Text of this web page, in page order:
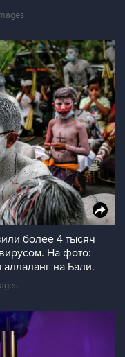
более 4 тысяч
На фото:
на Бали.